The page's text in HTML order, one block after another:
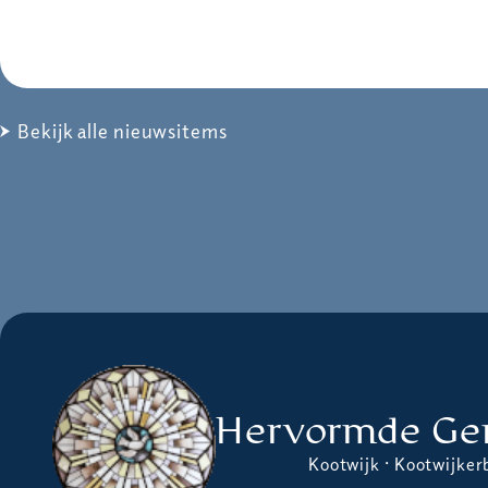
Bekijk alle nieuwsitems
Hervormde
Kootwijk ·